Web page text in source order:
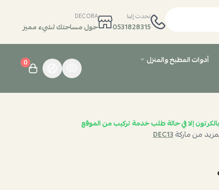
تحدث إلينا
0531828315
DECORA
حول مساحتك لشيء مميز
أدوات المطبخ والمنزل
0
إلا في حالة طلب خدمة تركيب من الموقع
من ماركةDEC13